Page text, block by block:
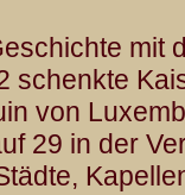
mit
schenkte
von
29 in der